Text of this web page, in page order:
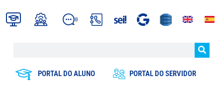
PORTAL DO ALUNO PORTAL DO SERVIDOR